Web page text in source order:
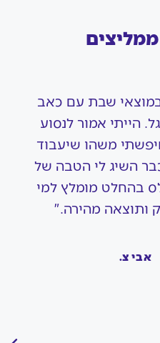
שבת עם כאב
הייתי אמור לנסוע
משהו שיעבוד
השיג לי הטבה של
בהחלט מומלץ למי
ותוצאה מהירה."
אבי צ.